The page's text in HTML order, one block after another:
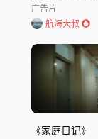
广告片
航海大叔
《家庭日记》